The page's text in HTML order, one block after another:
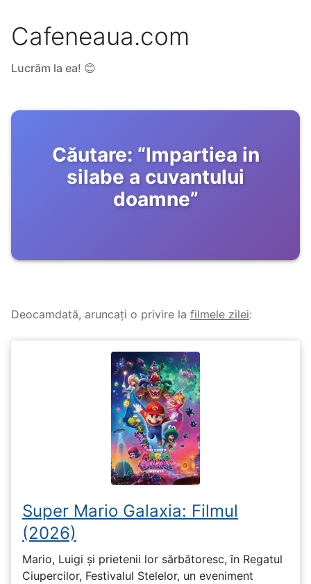
Cafeneaua.com
Lucrăm la ea! 😊
Căutare: “Impartiea in
silabe a cuvantului
doamne”
Deocamdată, aruncați o privire la filmele zilei:
Super Mario Galaxia: Filmul
(2026)
Mario, Luigi și prietenii lor sărbătoresc, în Regatul
Ciupercilor, Festivalul Stelelor, un eveniment